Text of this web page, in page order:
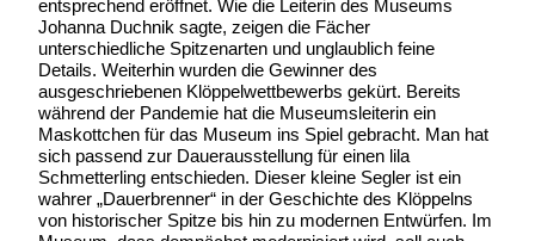
entsprechend eröffnet. Wie die Leiterin des Museums
Johanna Duchnik sagte, zeigen die Fächer
unterschiedliche Spitzenarten und unglaublich feine
Details. Weiterhin wurden die Gewinner des
ausgeschriebenen Klöppelwettbewerbs gekürt. Bereits
während der Pandemie hat die Museumsleiterin ein
Maskottchen für das Museum ins Spiel gebracht. Man hat
sich passend zur Dauerausstellung für einen lila
Schmetterling entschieden. Dieser kleine Segler ist ein
wahrer „Dauerbrenner“ in der Geschichte des Klöppelns
von historischer Spitze bis hin zu modernen Entwürfen. Im